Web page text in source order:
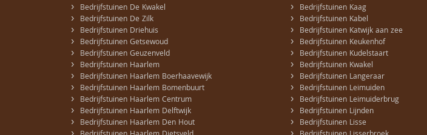
› Bedrijfstuinen De Kwakel
› Bedrijfstuinen De Zilk
› Bedrijfstuinen Driehuis
› Bedrijfstuinen Getsewoud
› Bedrijfstuinen Geuzenveld
› Bedrijfstuinen Haarlem
› Bedrijfstuinen Haarlem Boerhaavewijk
› Bedrijfstuinen Haarlem Bomenbuurt
› Bedrijfstuinen Haarlem Centrum
› Bedrijfstuinen Haarlem Delftwijk
› Bedrijfstuinen Haarlem Den Hout
› Bedrijfstuinen Kaag
› Bedrijfstuinen Kabel
› Bedrijfstuinen Katwijk aan zee
› Bedrijfstuinen Keukenhof
› Bedrijfstuinen Kudelstaart
› Bedrijfstuinen Kwakel
› Bedrijfstuinen Langeraar
› Bedrijfstuinen Leimuiden
› Bedrijfstuinen Leimuiderbrug
› Bedrijfstuinen Lijnden
› Bedrijfstuinen Lisse